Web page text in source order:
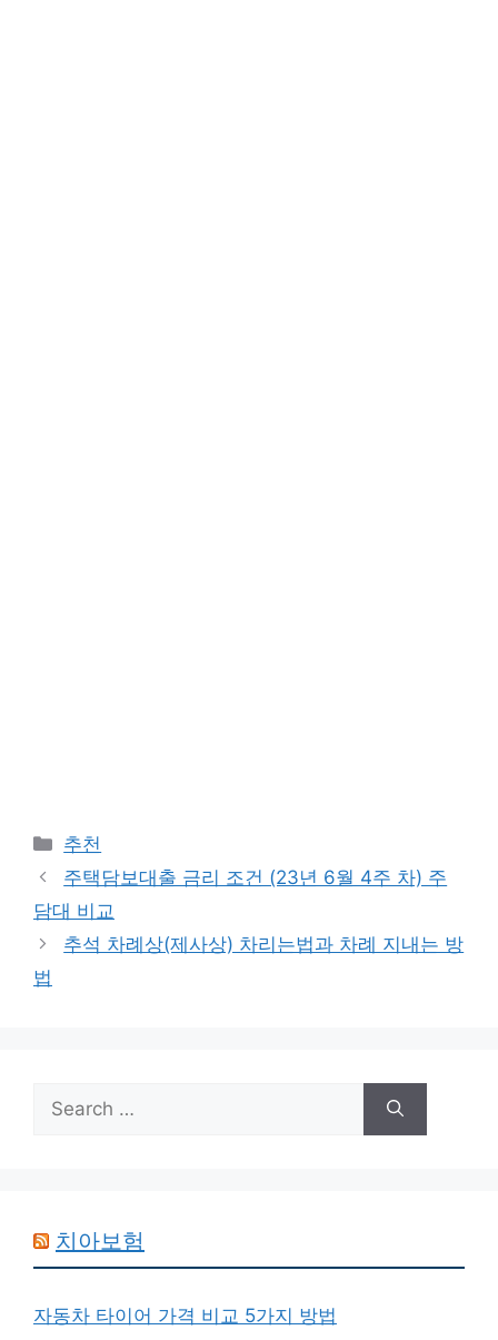
Categories
추천
주택담보대출 금리 조건 (23년 6월 4주 차) 주
담대 비교
추석 차례상(제사상) 차리는법과 차례 지내는 방
법
for:
치아보험
자동차 타이어 가격 비교 5가지 방법